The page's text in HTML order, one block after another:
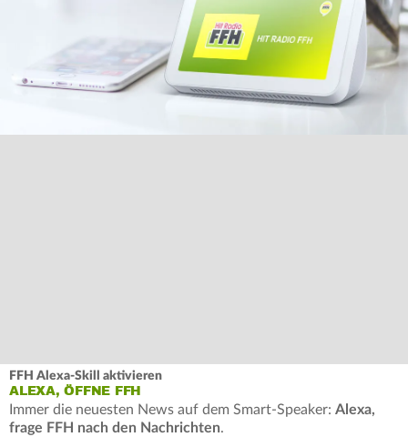
FFH Alexa-Skill aktivieren
ALEXA, ÖFFNE FFH
Immer die neuesten News auf dem Smart-Speaker: Alexa,
frage FFH nach den Nachrichten.